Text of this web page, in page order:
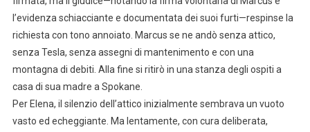
l’evidenza schiacciante e documentata dei suoi furti—respinse la
richiesta con tono annoiato. Marcus se ne andò senza attico,
senza Tesla, senza assegni di mantenimento e con una
montagna di debiti. Alla fine si ritirò in una stanza degli ospiti a
casa di sua madre a Spokane.
Per Elena, il silenzio dell’attico inizialmente sembrava un vuoto
vasto ed echeggiante. Ma lentamente, con cura deliberata,